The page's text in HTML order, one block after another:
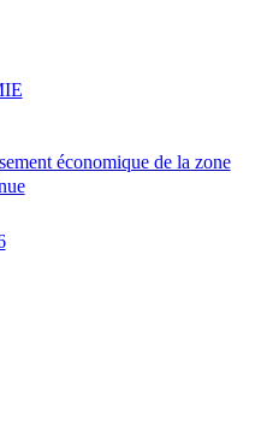
économique de la zone